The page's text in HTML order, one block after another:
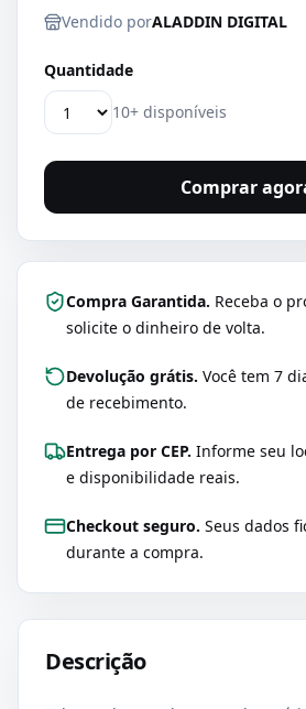
Vendido porALADDIN DIGITAL
Quantidade
10+ disponíveis
Comprar
Compra Garantida. Receba o
solicite o dinheiro de volta.
Devolução grátis. Você tem 7
de recebimento.
Entrega por CEP. Informe seu
e disponibilidade reais.
Checkout seguro. Seus dados
durante a compra.
Descrição